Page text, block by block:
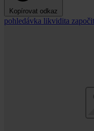
Kopírovat odkaz
pohledávka likvidita